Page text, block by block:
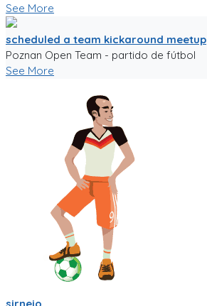
See More
scheduled a team kickaround meetup
Poznan Open Team - partido de fútbol
See More